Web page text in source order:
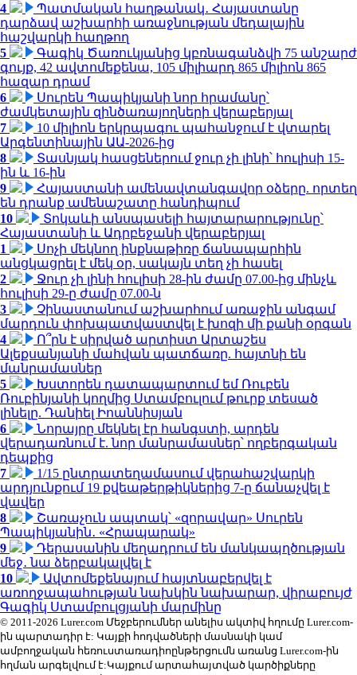
4
Պատմական հաղթանակ․ Հայաստանը
դարձավ աշխարհի առաջնության մեդալային
հաշվարկի հաղթող
5
Գագիկ Ծառուկյանից կբռնագանձվի 75 անշարժ
գույք, 42 ավտոմեքենա, 105 միլիարդ 865 միլիոն 865
հազար դրամ
6
Սուրեն Պապիկյանի նոր հրամանը՝
ժամկետային զինծառայողների վերաբերյալ
7
10 միլիոն երկրպագու պահանջում է վտարել
Արգենտինային ԱԱ-2026-ից
8
Տասնյակ հասցեներում ջուր չի լինի՝ հուլիսի 15-
ին և 16-ին
9
Հայաստանի ամենավտանգավոր օձերը. որտեղ
են դրանք ամենաշատը հանդիպում
10
Տոկաևի անսպասելի հայտարարությունը՝
Հայաստանի և Ադրբեջանի վերաբերյալ
1
Սոչի մեկնող ինքնաթիռը ճանապարհին
անցկացրել է մեկ օր, սակայն տեղ չի հասել
2
Ջուր չի լինի հուլիսի 28-ին ժամը 07.00-ից մինչև
հուլիսի 29-ը ժամը 07.00-ն
3
Չինաստանում աշխարհում առաջին անգամ
մարդուն փոխպատվաստվել է խոզի մի քանի օրգան
4
Ո՞րն է սիրված արտիստ Արտաշես
Ալեքսանյանի մահվան պատճառը. հայտնի են
մանրամասներ
5
Խստորեն դատապարտում եմ Ռուբեն
Ռուբինյանի կողմից Ստամբուլում թուրք տեսած
լինելը. Դանիել Իոաննիսյան
6
Նորայրը մեկնել էր հանգստի, արդեն
վերադառնում է. նոր մանրամասներ՝ ողբերգական
դեպքից
7
1/15 ընտրատեղամասում վերահաշվարկի
արդյունքում 19 քվեաթերթիկներից 7-ը ճանաչվել է
վավեր
8
Շառաչուն ապտակ՝ «զորավար» Սուրեն
Պապիկյանին․ «Հրապարակ»
9
Դերասանին մեղադրում են մանկապղծության
մեջ․ նա ձերբակալվել է
10
Ավտոմեքենայում հայտնաբերվել է
առողջապահության նախկին նախարար, վիրաբույժ
Գագիկ Ստամբուլցյանի մարմինը
© 2011-2026 Lurer.com Մեջբերումներ անելիս ակտիվ հղումը Lurer.com-
ին պարտադիր է: Կայքի հոդվածների մասնակի կամ
ամբողջական հեռուստառադիոընթերցումն առանց Lurer.com-ին
հղման արգելվում է:Կայքում արտահայտված կարծիքները